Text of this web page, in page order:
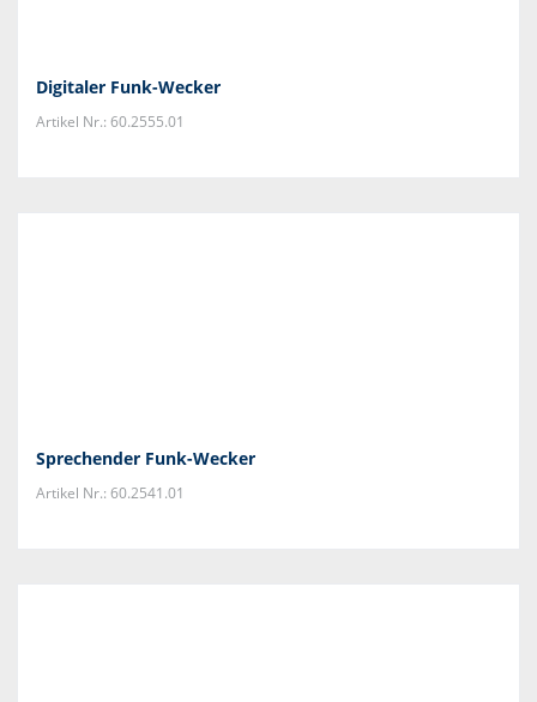
Digitaler Funk-Wecker
Artikel Nr.: 60.2555.01
Sprechender Funk-Wecker
Artikel Nr.: 60.2541.01